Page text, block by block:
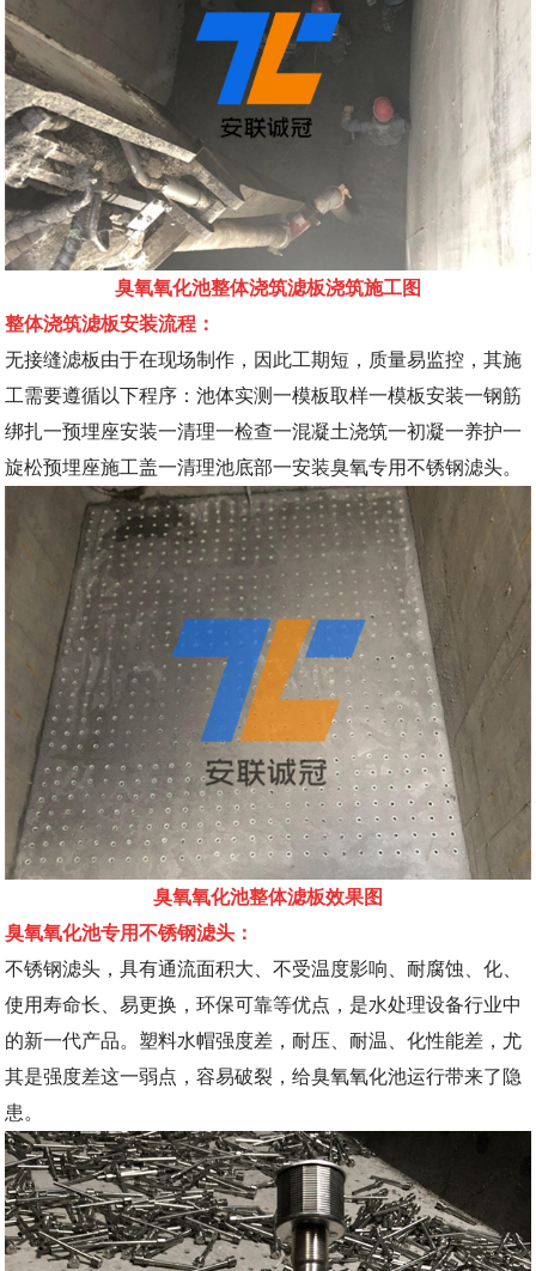
臭氧氧化池整体浇筑滤板浇筑施工图
整体浇筑滤板安装流程：
无接缝滤板由于在现场制作，因此工期短，质量易监控，其施
工需要遵循以下程序：池体实测一模板取样一模板安装一钢筋
绑扎一预埋座安装一清理一检查一混凝土浇筑一初凝一养护一
旋松预埋座施工盖一清理池底部一安装臭氧专用不锈钢滤头。
臭氧氧化池整体滤板效果图
臭氧氧化池专用不锈钢滤头：
不锈钢滤头，具有通流面积大、不受温度影响、耐腐蚀、化、
使用寿命长、易更换，环保可靠等优点，是水处理设备行业中
的新一代产品。塑料水帽强度差，耐压、耐温、化性能差，尤
其是强度差这一弱点，容易破裂，给臭氧氧化池运行带来了隐
患。